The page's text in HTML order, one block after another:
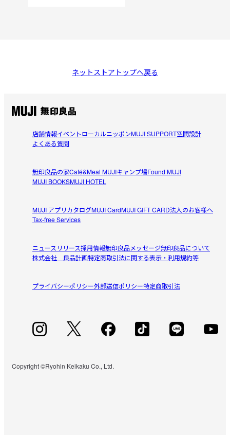
ネットストアトップへ戻る
店舗情報イベントローカルニッポンMUJI SUPPORT空間設計
よくある質問
無印良品の家Café&Meal MUJIキャンプ場Found MUJI
MUJI BOOKSMUJI HOTEL
MUJI アプリカタログMUJI CardMUJI GIFT CARD法人のお客様へ
Tax-free Services
ニュースリリース採用情報無印良品メッセージ無印良品について
株式会社 良品計画特定商取引法に関する表示・利用規約等
プライバシーポリシー外部送信ポリシー特定商取引法
Copyright ©Ryohin Keikaku Co., Ltd.